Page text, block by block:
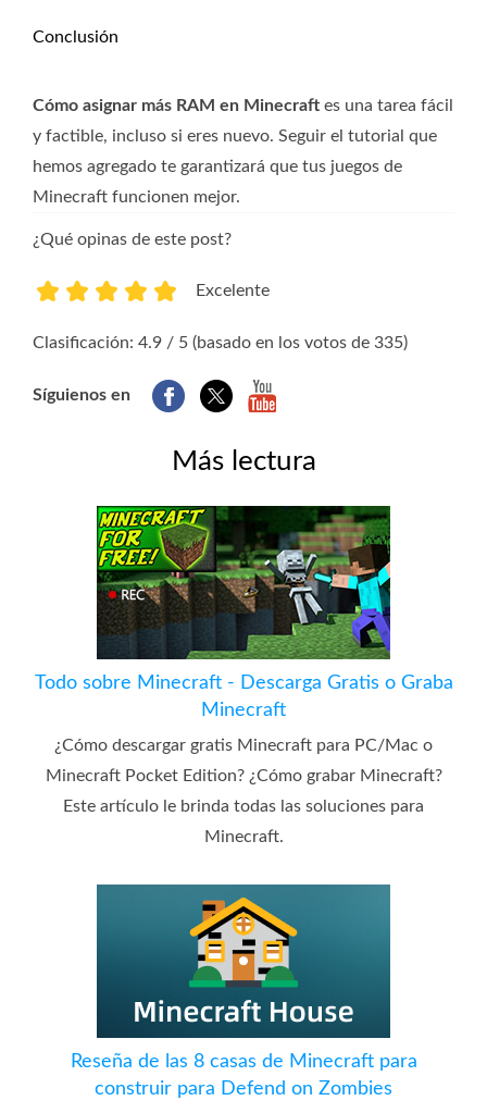
Conclusión
Cómo asignar más RAM en Minecraft es una tarea fácil
y factible, incluso si eres nuevo. Seguir el tutorial que
hemos agregado te garantizará que tus juegos de
Minecraft funcionen mejor.
¿Qué opinas de este post?
Excelente
Clasificación: 4.9 / 5 (basado en los votos de 335)
Síguienos en
Más lectura
Todo sobre Minecraft - Descarga Gratis o Graba
Minecraft
¿Cómo descargar gratis Minecraft para PC/Mac o
Minecraft Pocket Edition? ¿Cómo grabar Minecraft?
Este artículo le brinda todas las soluciones para
Minecraft.
Reseña de las 8 casas de Minecraft para
construir para Defend on Zombies